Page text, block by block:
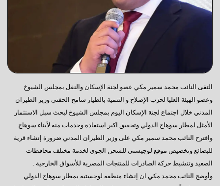
التقى النائب محمد سمير مكي عضو لجنة الإسكان والنقل بمجلس الشيوخ
وعضو الهيئة العليا لحزب الإصلاح و التنمية بالطيار سامح الحفني وزير الطيران
المدني خلال اجتماع لجنة الإسكان اليوم بمجلس الشيوخ لبحث سبل الاستثمار
الأمثل لمطار سوهاج الدولي وتحقيق اكبر استفادة وخدمات منه لأبناء سوهاج .
‎واقترح النائب محمد سمير مكي على وزير الطيران المدني ضرورة إنشاء قرية
للبضائع وتخصيص موقع لوجيستي للشحن الجوي لخدمة مختلف محافظات
الصعيد وتنشيط حركة الصادرات للمنتجات المصرية للأسواق الخارجية .
‎وأوضح النائب محمد مكي ان إنشاء منطقة لوجستية بمطار سوهاج الدولي